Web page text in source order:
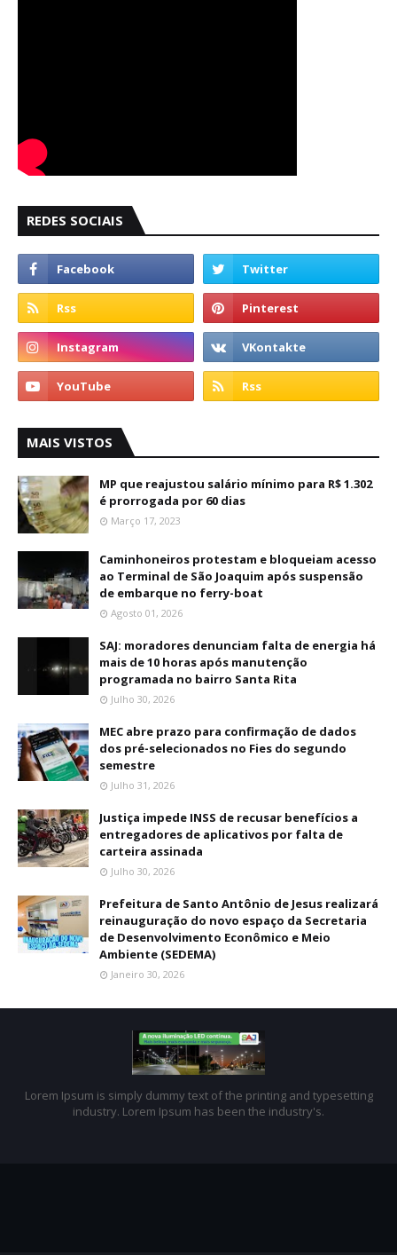
REDES SOCIAIS
MAIS VISTOS
MP que reajustou salário mínimo para R$ 1.302
é prorrogada por 60 dias
Março 17, 2023
Caminhoneiros protestam e bloqueiam acesso
ao Terminal de São Joaquim após suspensão
de embarque no ferry-boat
Agosto 01, 2026
SAJ: moradores denunciam falta de energia há
mais de 10 horas após manutenção
programada no bairro Santa Rita
Julho 30, 2026
MEC abre prazo para confirmação de dados
dos pré-selecionados no Fies do segundo
semestre
Julho 31, 2026
Justiça impede INSS de recusar benefícios a
entregadores de aplicativos por falta de
carteira assinada
Julho 30, 2026
Prefeitura de Santo Antônio de Jesus realizará
reinauguração do novo espaço da Secretaria
de Desenvolvimento Econômico e Meio
Ambiente (SEDEMA)
Janeiro 30, 2026
Lorem Ipsum is simply dummy text of the printing and typesetting
industry. Lorem Ipsum has been the industry's.